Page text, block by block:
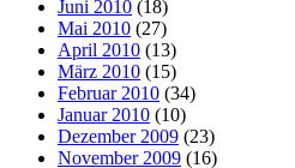
Juni 2010 (18)
Mai 2010 (27)
April 2010 (13)
März 2010 (15)
Februar 2010 (34)
Januar 2010 (10)
Dezember 2009 (23)
November 2009 (16)